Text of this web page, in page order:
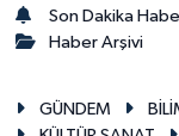
Son Dakika
Haber Arşivi
GÜNDEM